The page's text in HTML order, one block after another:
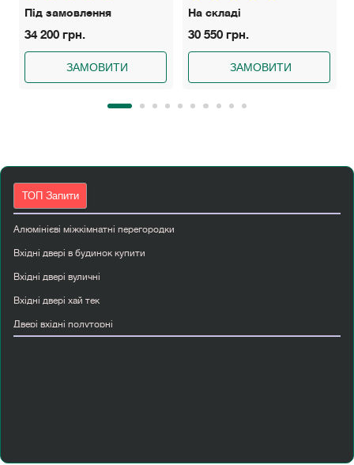
Під замовлення
34 200 грн.
ЗАМОВИТИ
На складі
30 550 грн.
ЗАМОВИТИ
ТОП Запити
Алюмінієві міжкімнатні перегородки
Вхідні двері в будинок купити
Вхідні двері вуличні
Вхідні двері хай тек
Двері вхідні полуторні